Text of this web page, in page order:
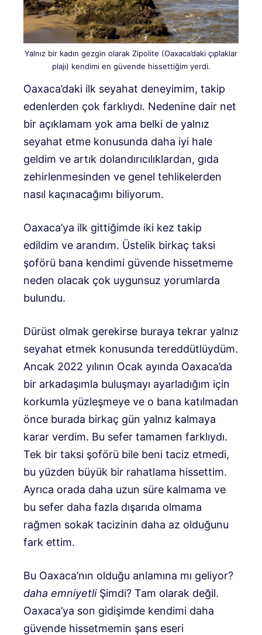
Yalnız bir kadın gezgin olarak Zipolite (Oaxaca’daki çıplaklar
plajı) kendimi en güvende hissettiğim yerdi.
Oaxaca’daki ilk seyahat deneyimim, takip
edenlerden çok farklıydı. Nedenine dair net
bir açıklamam yok ama belki de yalnız
seyahat etme konusunda daha iyi hale
geldim ve artık dolandırıcılıklardan, gıda
zehirlenmesinden ve genel tehlikelerden
nasıl kaçınacağımı biliyorum.
Oaxaca’ya ilk gittiğimde iki kez takip
edildim ve arandım. Üstelik birkaç taksi
şoförü bana kendimi güvende hissetmeme
neden olacak çok uygunsuz yorumlarda
bulundu.
Dürüst olmak gerekirse buraya tekrar yalnız
seyahat etmek konusunda tereddütlüydüm.
Ancak 2022 yılının Ocak ayında Oaxaca’da
bir arkadaşımla buluşmayı ayarladığım için
korkumla yüzleşmeye ve o bana katılmadan
önce burada birkaç gün yalnız kalmaya
karar verdim. Bu sefer tamamen farklıydı.
Tek bir taksi şoförü bile beni taciz etmedi,
bu yüzden büyük bir rahatlama hissettim.
Ayrıca orada daha uzun süre kalmama ve
bu sefer daha fazla dışarıda olmama
rağmen sokak tacizinin daha az olduğunu
fark ettim.
Bu Oaxaca’nın olduğu anlamına mı geliyor?
daha emniyetliŞimdi? Tam olarak değil.
Oaxaca’ya son gidişimde kendimi daha
güvende hissetmemin şans eseri